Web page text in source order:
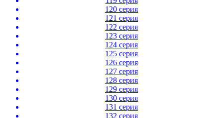
120 серия
121 серия
122 серия
123 серия
124 серия
125 серия
126 серия
127 серия
128 серия
129 серия
130 серия
131 серия
132 серия